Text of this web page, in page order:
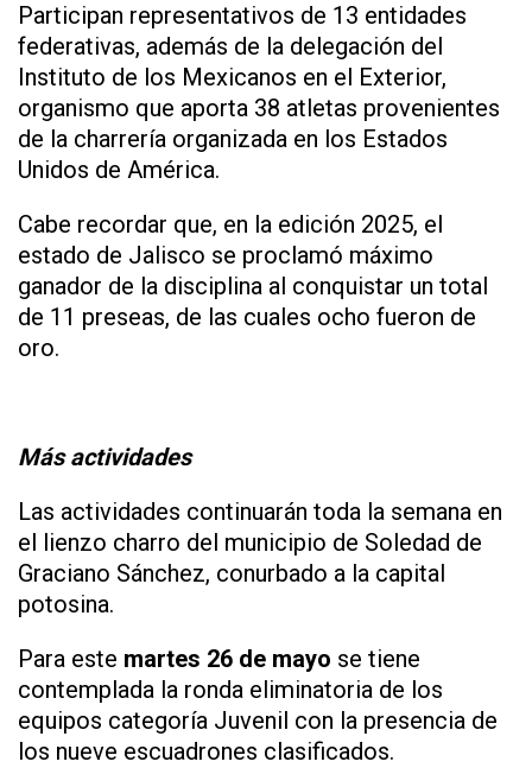
Participan representativos de 13 entidades
federativas, además de la delegación del
Instituto de los Mexicanos en el Exterior,
organismo que aporta 38 atletas provenientes
de la charrería organizada en los Estados
Unidos de América.
Cabe recordar que, en la edición 2025, el
estado de Jalisco se proclamó máximo
ganador de la disciplina al conquistar un total
de 11 preseas, de las cuales ocho fueron de
oro.
Más actividades
Las actividades continuarán toda la semana en
el lienzo charro del municipio de Soledad de
Graciano Sánchez, conurbado a la capital
potosina.
Para este martes 26 de mayo se tiene
contemplada la ronda eliminatoria de los
equipos categoría Juvenil con la presencia de
los nueve escuadrones clasificados.